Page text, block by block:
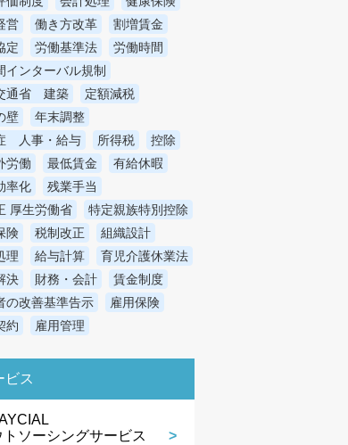
営
働き方改革
割増賃金
定
労働基準法
労働時間
インターバル規制
通省 建築
定額減税
壁
年末調整
人事・給与
所得税
控除
労働
最低賃金
有給休暇
率化
残業手当
厚生労働省
特定親族特別控除
険
税制改正
組織設計
理
給与計算
育児介護休業法
決
財務・会計
賃金制度
の改善基準告示
雇用保険
約
雇用管理
ビス
トソーシングサービス